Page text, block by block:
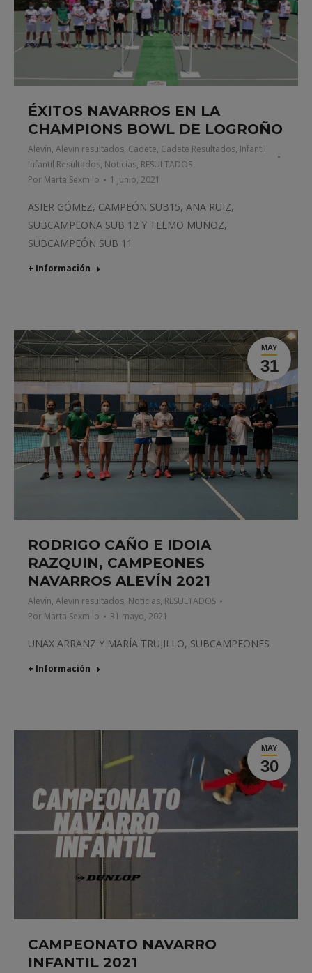
ÉXITOS NAVARROS EN LA
CHAMPIONS BOWL DE LOGROÑO
Alevín, Alevin resultados, Cadete, Cadete Resultados, Infantil,
Infantil Resultados, Noticias, RESULTADOS
Por Marta Sexmilo 1 junio, 2021
ASIER GÓMEZ, CAMPEÓN SUB15, ANA RUIZ,
SUBCAMPEONA SUB 12 Y TELMO MUÑOZ,
SUBCAMPEÓN SUB 11
+ Información
MAY
31
RODRIGO CAÑO E IDOIA
RAZQUIN, CAMPEONES
NAVARROS ALEVÍN 2021
Alevín, Alevin resultados, Noticias, RESULTADOS
Por Marta Sexmilo 31 mayo, 2021
UNAX ARRANZ Y MARÍA TRUJILLO, SUBCAMPEONES
+ Información
MAY
30
CAMPEONATO NAVARRO
INFANTIL 2021